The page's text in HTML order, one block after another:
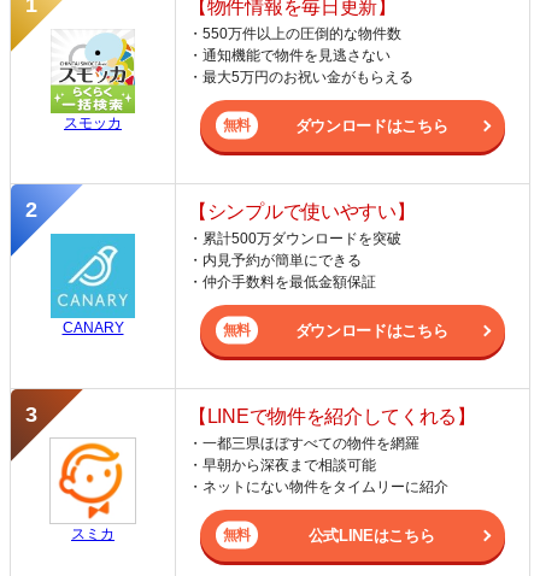
スモッカ
【物件情報を毎日更新】
・550万件以上の圧倒的な物件数
・通知機能で物件を見逃さない
・最大5万円のお祝い金がもらえる
ダウンロードはこちら
CANARY
【シンプルで使いやすい】
・累計500万ダウンロードを突破
・内見予約が簡単にできる
・仲介手数料を最低金額保証
ダウンロードはこちら
スミカ
【LINEで物件を紹介してくれる】
・一都三県ほぼすべての物件を網羅
・早朝から深夜まで相談可能
・ネットにない物件をタイムリーに紹介
公式LINEはこちら